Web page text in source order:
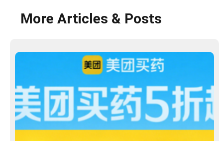
More Articles & Posts